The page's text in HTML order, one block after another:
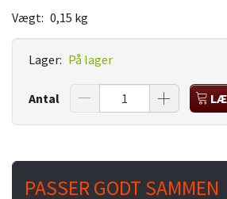
Vægt: 0,15 kg
Lager: På lager
Antal
PASSER GODT SAMMEN